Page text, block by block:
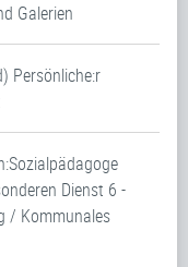
Galerien
Persönliche:r
Dienst 6 -
/ Kommunales